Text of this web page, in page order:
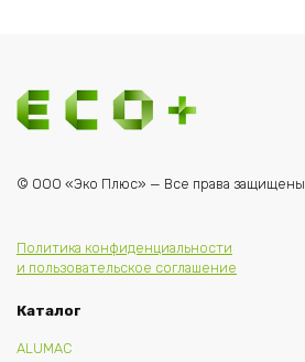
© ООО «Эко Плюс» — Все права защищены.
Политика конфиденциальности
и пользовательское соглашение
Каталог
ALUMAC